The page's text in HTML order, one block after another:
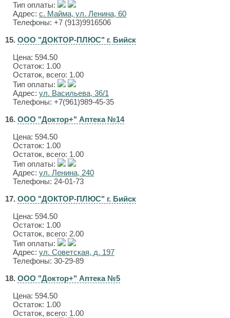
Тип оплаты:
Адрес: с. Майма, ул. Ленина, 60
Телефоны: +7 (913)9916506
15. ООО "ДОКТОР-ПЛЮС" г. Бийск
Цена: 594.50
Остаток: 1.00
Остаток, всего: 1.00
Тип оплаты:
Адрес: ул. Васильева, 36/1
Телефоны: +7(961)989-45-35
16. ООО "Доктор+" Аптека №14
Цена: 594.50
Остаток: 1.00
Остаток, всего: 1.00
Тип оплаты:
Адрес: ул. Ленина, 240
Телефоны: 24-01-73
17. ООО "ДОКТОР-ПЛЮС" г. Бийск
Цена: 594.50
Остаток: 1.00
Остаток, всего: 2.00
Тип оплаты:
Адрес: ул. Советская, д. 197
Телефоны: 30-29-89
18. ООО "Доктор+" Аптека №5
Цена: 594.50
Остаток: 1.00
Остаток, всего: 1.00